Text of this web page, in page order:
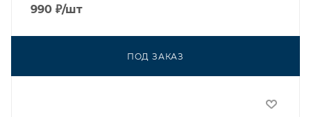
990 ₽/шт
ПОД ЗАКАЗ